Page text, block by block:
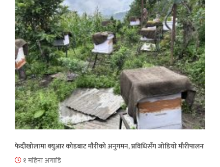
फेदीखोलामा क्युआर कोडबाट मौरीको अनुगमन, प्रविधिसँग जोडियो मौरीपालन
१ महिना अगाडि